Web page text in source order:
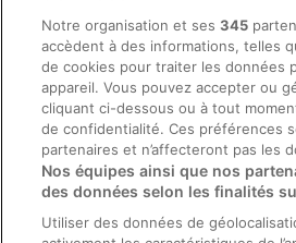
Directives de contenu et signalement de
Aide
Soutien
Annuler votre réservation d’hôtel ou de
Notre organisation et ses345
accèdent à des informations, telles
de cookies pour traiter les données
appareil. Vous pouvez accepter ou
cliquant ci-dessous ou à tout
de confidentialité. Ces préférences
partenaires et n’affecteront pas les
Nos équipes ainsi que nos
des données selon les finalités
Utiliser des données de